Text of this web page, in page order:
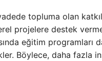
topluma olan
projelere destek
eğitim programları
Böylece, daha fazla